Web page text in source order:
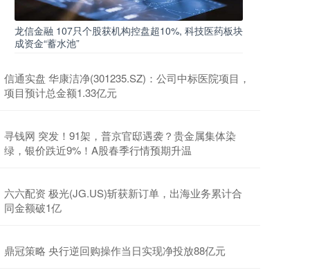
龙信金融 107只个股获机构控盘超10%, 科技医药板块
成资金“蓄水池”
信通实盘 华康洁净(301235.SZ)：公司中标医院项目，
项目预计总金额1.33亿元
寻钱网 突发！91架，普京官邸遇袭？贵金属集体染
绿，银价跌近9%！A股春季行情预期升温
六六配资 极光(JG.US)斩获新订单，出海业务累计合
同金额破1亿
鼎冠策略 央行逆回购操作当日实现净投放88亿元